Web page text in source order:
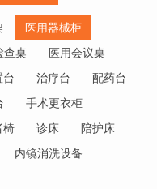
医用器械柜
查桌
医用会议桌
台 治疗台
配药台
手术更衣柜
椅 诊床
陪护床
内镜消洗设备